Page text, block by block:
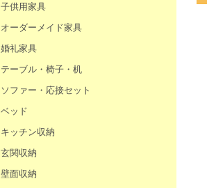
子供用家具
オーダーメイド家具
婚礼家具
テーブル・椅子・机
ソファー・応接セット
ベッド
キッチン収納
玄関収納
壁面収納